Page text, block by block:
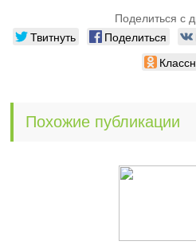
Поделиться с
Твитнуть Поделиться
Похожие публикации